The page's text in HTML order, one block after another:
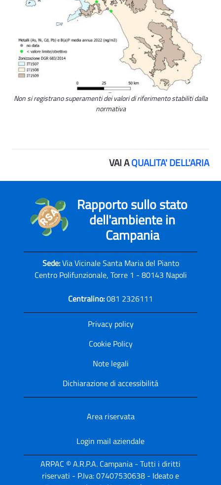
Non si registrano superamenti dei valori di riferimento stabiliti dalla
normativa
VAI AQUALITA' DELL'ARIA
Rapporto sullo stato
dell'ambiente in
Campania
Sede:Via Vicinale Santa Maria del Pianto
Centro Polifunzionale, Torre 1 - 80143 Napoli
Centralino:081 2326111
Privacy policy
Cookie Policy
Note legali
Dichiarazione di accessibilitá
Area riservata
Login mail aziendale
ARPAC © A.R.P.A. Campania - Tutti i diritti
riservati - P.Iva: 07407530638 - Ideato e